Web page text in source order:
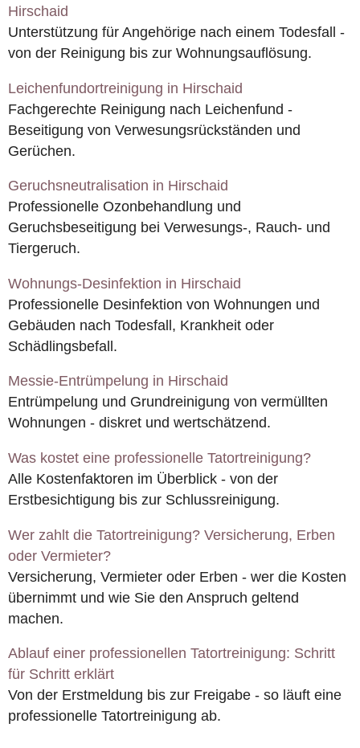
Hirschaid
Unterstützung für Angehörige nach einem Todesfall -
von der Reinigung bis zur Wohnungsauflösung.
Leichenfundortreinigung in Hirschaid
Fachgerechte Reinigung nach Leichenfund -
Beseitigung von Verwesungsrückständen und
Gerüchen.
Geruchsneutralisation in Hirschaid
Professionelle Ozonbehandlung und
Geruchsbeseitigung bei Verwesungs-, Rauch- und
Tiergeruch.
Wohnungs-Desinfektion in Hirschaid
Professionelle Desinfektion von Wohnungen und
Gebäuden nach Todesfall, Krankheit oder
Schädlingsbefall.
Messie-Entrümpelung in Hirschaid
Entrümpelung und Grundreinigung von vermüllten
Wohnungen - diskret und wertschätzend.
Was kostet eine professionelle Tatortreinigung?
Alle Kostenfaktoren im Überblick - von der
Erstbesichtigung bis zur Schlussreinigung.
Wer zahlt die Tatortreinigung? Versicherung, Erben
oder Vermieter?
Versicherung, Vermieter oder Erben - wer die Kosten
übernimmt und wie Sie den Anspruch geltend
machen.
Ablauf einer professionellen Tatortreinigung: Schritt
für Schritt erklärt
Von der Erstmeldung bis zur Freigabe - so läuft eine
professionelle Tatortreinigung ab.